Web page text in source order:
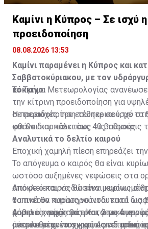
Καμίνι η Κύπρος – Σε ισχύ η
προειδοποίηση
08.08.2026 13:53
Καμίνι παραμένει η Κύπρος και
Σαββατοκύριακου, με τον
κόκκινο.
Το Τμήμα Μετεωρολογίας ανανέωσε
την κίτρινη προειδοποίηση για
σε περιοχές του εσωτερικού, με το
φθάνει και πάλι τους 40 βαθμούς.
Η προειδοποίηση τέθηκε σε ισχύ
και θα διαρκέσει έως τις τέσσερις
Αναλυτικά το δελτίο καιρού
Εποχική χαμηλή πίεση επηρεάζει
Το απόγευμα ο καιρός θα είναι
ωστόσο αυξημένες νεφώσεις στα
αποκλείεται να δώσουν
θα πνέουν κυρίως νοτιοδυτικοί ως
ασθενείς μέχρι μέτριοι, 3 με 4
μέτριοι μέχρι ισχυροί, 4 με 5
Απόψε ο καιρός θα είναι κυρίως
τοπικά θα παρατηρούνται κατά
χαμηλές νεφώσεις. Κατά τις
αποκλείεται να σχηματιστεί αραιή
Αύριο ο καιρός θα είναι γενικά
άνεμοι θα πνέουν κυρίως